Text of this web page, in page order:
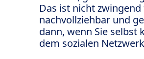
Das ist nicht
nachvollziehbar und
dann, wenn Sie selbst
dem sozialen